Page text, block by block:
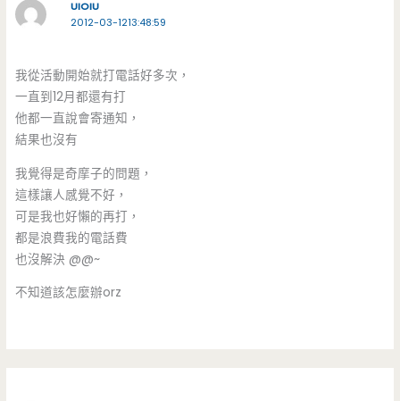
UIOIU
2012-03-1213:48:59
我從活動開始就打電話好多次，
一直到12月都還有打
他都一直說會寄通知，
結果也沒有
我覺得是奇摩子的問題，
這樣讓人感覺不好，
可是我也好懶的再打，
都是浪費我的電話費
也沒解決 @@~
不知道該怎麼辦orz